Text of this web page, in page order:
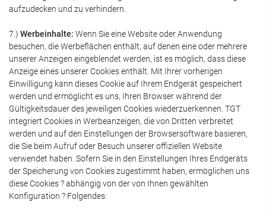
aufzudecken und zu verhindern.
7.) Werbeinhalte: Wenn Sie eine Website oder Anwendung
besuchen, die Werbeflächen enthält, auf denen eine oder mehrere
unserer Anzeigen eingeblendet werden, ist es möglich, dass diese
Anzeige eines unserer Cookies enthält. Mit Ihrer vorherigen
Einwilligung kann dieses Cookie auf Ihrem Endgerät gespeichert
werden und ermöglicht es uns, Ihren Browser während der
Gültigkeitsdauer des jeweiligen Cookies wiederzuerkennen. TGT
integriert Cookies in Werbeanzeigen, die von Dritten verbreitet
werden und auf den Einstellungen der Browsersoftware basieren,
die Sie beim Aufruf oder Besuch unserer offiziellen Website
verwendet haben. Sofern Sie in den Einstellungen Ihres Endgeräts
der Speicherung von Cookies zugestimmt haben, ermöglichen uns
diese Cookies ? abhängig von der von Ihnen gewählten
Konfiguration ? Folgendes: